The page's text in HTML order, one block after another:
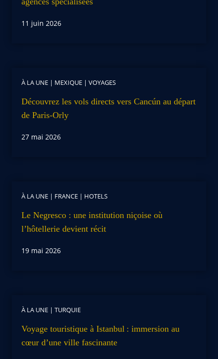
11 juin 2026
À LA UNE | MEXIQUE | VOYAGES
Découvrez les vols directs vers Cancún au départ
de Paris-Orly
27 mai 2026
À LA UNE | FRANCE | HOTELS
Le Negresco : une institution niçoise où
l’hôtellerie devient récit
19 mai 2026
À LA UNE | TURQUIE
Voyage touristique à Istanbul : immersion au
cœur d’une ville fascinante